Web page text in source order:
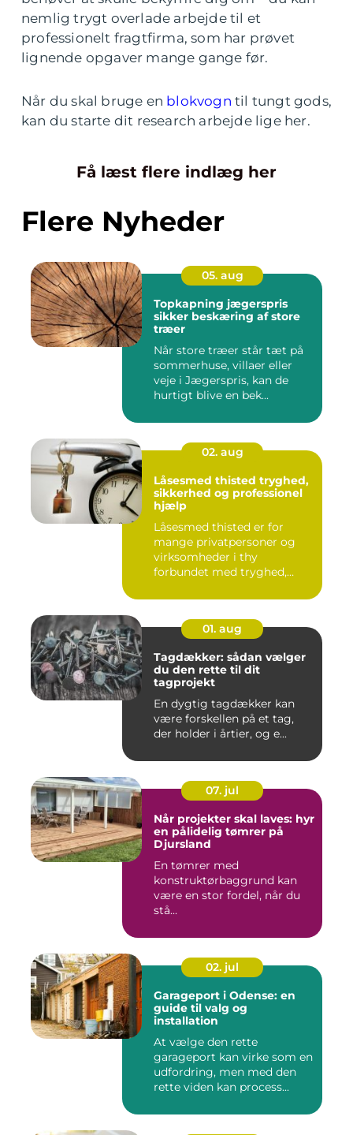
nemlig trygt overlade arbejde til et
professionelt fragtfirma, som har prøvet
lignende opgaver mange gange før.
Når du skal bruge en blokvogn til tungt gods,
kan du starte dit research arbejde lige her.
Få læst flere indlæg her
Flere Nyheder
05. aug
Topkapning jægerspris
sikker beskæring af store
træer
Når store træer står tæt på
sommerhuse, villaer eller
veje i Jægerspris, kan de
hurtigt blive en bek...
02. aug
Låsesmed thisted tryghed,
sikkerhed og professionel
hjælp
Låsesmed thisted er for
mange privatpersoner og
virksomheder i thy
forbundet med tryghed,
01. aug
Tagdækker: sådan vælger
du den rette til dit
tagprojekt
En dygtig tagdækker kan
være forskellen på et tag,
der holder i årtier, og e...
07. jul
Når projekter skal laves: hyr
en pålidelig tømrer på
Djursland
En tømrer med
konstruktørbaggrund kan
være en stor fordel, når du
stå...
02. jul
Garageport i Odense: en
guide til valg og
installation
At vælge den rette
garageport kan virke som en
udfordring, men med den
rette viden kan process...